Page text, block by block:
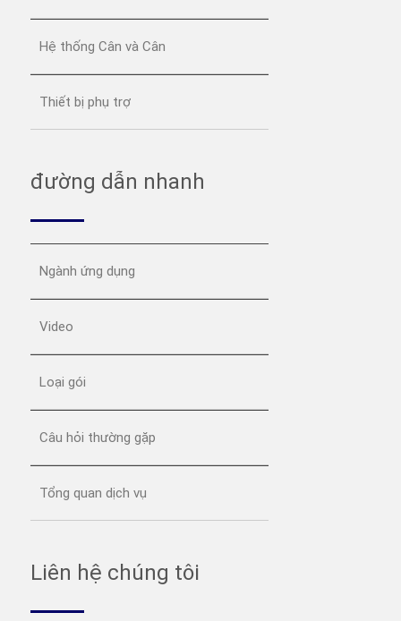
Hệ thống Cân và Cân
Thiết bị phụ trợ
đường dẫn nhanh
Ngành ứng dụng
Video
Loại gói
Câu hỏi thường gặp
Tổng quan dịch vụ
Liên hệ chúng tôi